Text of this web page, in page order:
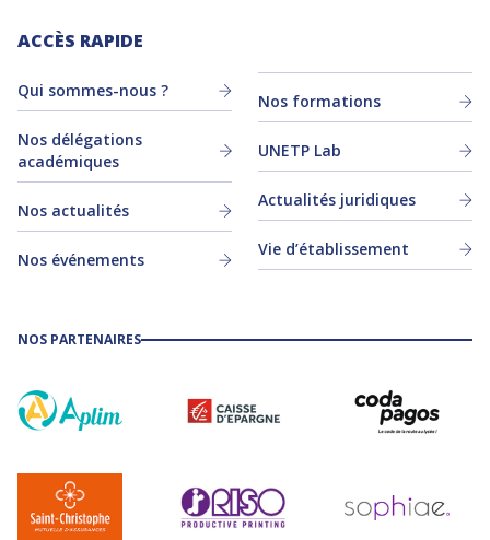
ACCÈS RAPIDE
Qui sommes-nous ?
Nos délégations
académiques
Nos actualités
Nos événements
Nos formations
UNETP Lab
Actualités juridiques
Vie d’établissement
NOS PARTENAIRES